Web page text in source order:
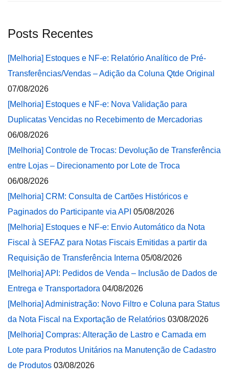
Posts Recentes
[Melhoria] Estoques e NF-e: Relatório Analítico de Pré-
Transferências/Vendas – Adição da Coluna Qtde Original
07/08/2026
[Melhoria] Estoques e NF-e: Nova Validação para
Duplicatas Vencidas no Recebimento de Mercadorias
06/08/2026
[Melhoria] Controle de Trocas: Devolução de Transferência
entre Lojas – Direcionamento por Lote de Troca
06/08/2026
[Melhoria] CRM: Consulta de Cartões Históricos e
Paginados do Participante via API 05/08/2026
[Melhoria] Estoques e NF-e: Envio Automático da Nota
Fiscal à SEFAZ para Notas Fiscais Emitidas a partir da
Requisição de Transferência Interna 05/08/2026
[Melhoria] API: Pedidos de Venda – Inclusão de Dados de
Entrega e Transportadora 04/08/2026
[Melhoria] Administração: Novo Filtro e Coluna para Status
da Nota Fiscal na Exportação de Relatórios 03/08/2026
[Melhoria] Compras: Alteração de Lastro e Camada em
Lote para Produtos Unitários na Manutenção de Cadastro
de Produtos 03/08/2026